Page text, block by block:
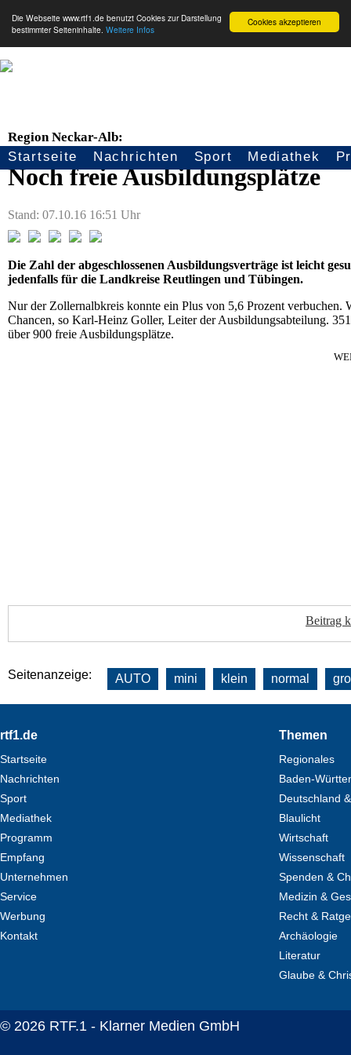
Cookies akzeptieren
Die Webseite www.rtf1.de benutzt Cookies zur Darstellung
bestimmter Seiteninhalte. Weitere Infos
Seitennavigation
Startseite Nachrichten Sport Mediathek
Region Neckar-Alb:
Noch freie Ausbildungsplätze
Stand: 07.10.16 16:51 Uhr
Die Zahl der abgeschlossenen Ausbildungsverträge ist leicht
jedenfalls für die Landkreise Reutlingen und Tübingen.
Nur der Zollernalbkreis konnte ein Plus von 5,6 Prozent
Chancen, so Karl-Heinz Goller, Leiter der Ausbildungsabteilung.
über 900 freie Ausbildungsplätze.
Beitrag
Seitenanzeige: AUTO mini klein normal
Footer
© 2026 RTF.1 - Klarner Medien GmbH
rtf1.de
Startseite
Nachrichten
Sport
Mediathek
Programm
Empfang
Unternehmen
Service
Werbung
Kontakt
Themen
Regionales
Baden-
Deutschland
Blaulicht
Wirtschaft
Wissenschaft
Spenden &
Medizin &
Recht &
Archäologie
Literatur
Glaube &